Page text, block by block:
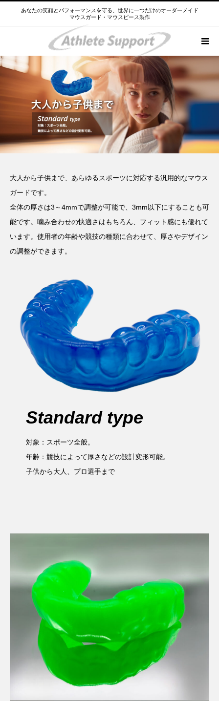
あなたの笑顔とパフォーマンスを守る、世界に一つだけのオーダーメイド
マウスガード・マウスピース製作
大人から子供まで、あらゆるスポーツに対応する汎用的なマウス
ガードです。
全体の厚さは3～4mmで調整が可能で、3mm以下にすることも可
能です。噛み合わせの快適さはもちろん、フィット感にも優れて
います。使用者の年齢や競技の種類に合わせて、厚さやデザイン
の調整ができます。
Standard type
対象：スポーツ全般。
年齢：競技によって厚さなどの設計変形可能。
子供から大人、プロ選手まで